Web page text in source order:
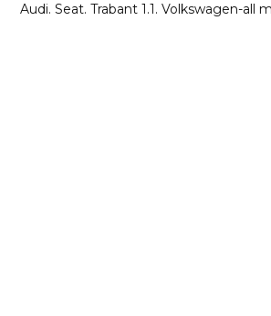
Audi. Seat. Trabant 1.1. Volkswagen-all